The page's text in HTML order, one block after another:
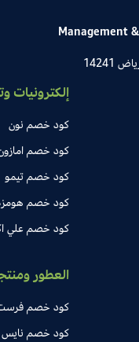
Management
إلكترونيات
كود خصم نون
كود خصم
كود خصم تيمو
كود خصم
كود خصم علي
العطور
كود خصم
كود خصم